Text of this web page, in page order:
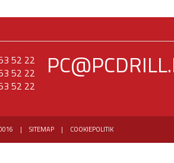
52 22
52 22
52 22
| SITEMAP | COOKIEPOLITIK